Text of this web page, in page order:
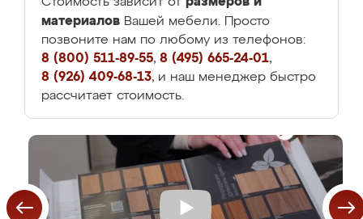
материалов Вашей мебели. Просто
позвоните нам по любому из телефонов:
8 (800) 511-89-55, 8 (495) 665-24-01,
8 (926) 409-68-13, и наш менеджер быстро
рассчитает стоимость.